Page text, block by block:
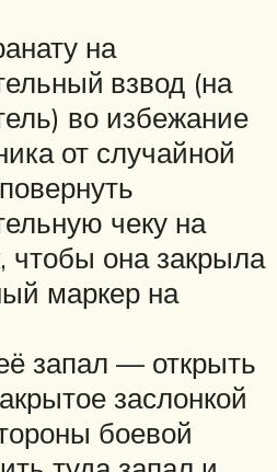
на
взвод (на
во избежание
от случайной
чеку на
чтобы она закрыла
маркер на
запал — открыть
заслонкой
боевой